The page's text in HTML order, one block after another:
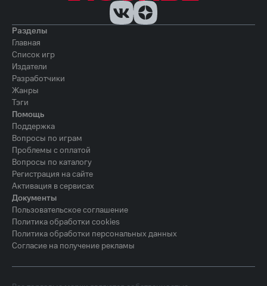
Разделы
Главная
Список игр
Издатели
Разработчики
Жанры
Тэги
Помощь
Поддержка
Вопросы по играм
Проблемы с оплатой
Вопросы по каталогу
Регистрация на сайте
Активация в сервисах
Документы
Пользовательское соглашение
Политика обработки cookies
Политика обработки персональных данных
Согласие на получение рекламы